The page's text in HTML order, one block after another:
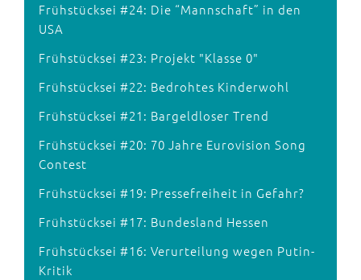
Frühstücksei #24: Die “Mannschaft” in den
USA
Frühstücksei #23: Projekt "Klasse 0"
Frühstücksei #22: Bedrohtes Kinderwohl
Frühstücksei #21: Bargeldloser Trend
Frühstücksei #20: 70 Jahre Eurovision Song
Contest
Frühstücksei #19: Pressefreiheit in Gefahr?
Frühstücksei #17: Bundesland Hessen
Frühstücksei #16: Verurteilung wegen Putin-
Kritik